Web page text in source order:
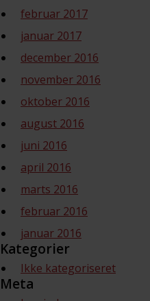
februar 2017
januar 2017
december 2016
november 2016
oktober 2016
august 2016
juni 2016
april 2016
marts 2016
februar 2016
januar 2016
Kategorier
Ikke kategoriseret
Meta